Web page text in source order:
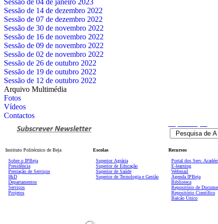
Sessão de 14 de dezembro 2022
Sessão de 07 de dezembro 2022
Sessão de 30 de novembro 2022
Sessão de 16 de novembro 2022
Sessão de 09 de novembro 2022
Sessão de 02 de novembro 2022
Sessão de 26 de outubro 2022
Sessão de 19 de outubro 2022
Sessão de 12 de outubro 2022
Arquivo Multimédia
Fotos
Vídeos
Contactos
Instituto Politécnico de Beja
Sobre o IPBeja
Presidência
Prestação de Serviços
I&D
Departamentos
Serviços
Projetos
Escolas
Superior Agrária
Superior de Educação
Superior de Saúde
Superior de Tecnologia e Gestão
Recursos
Portal dos Serv.
E-learning
Webmail
Agenda IPBeja
Biblioteca
Repositório de
Repositório Científico
Balcão Único